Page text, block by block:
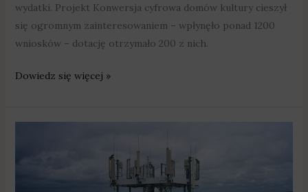
wydatki. Projekt Konwersja cyfrowa domów kultury cieszył
się ogromnym zainteresowaniem – wpłynęło ponad 1200
wniosków – dotację otrzymało 200 z nich.
Dowiedz się więcej »